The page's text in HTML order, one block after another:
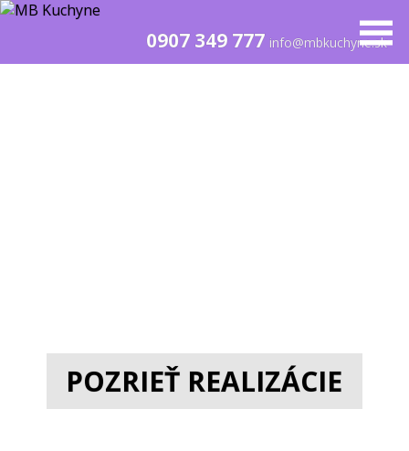
0907 349 777 info@mbkuchyne.sk
POZRIEŤ REALIZÁCIE